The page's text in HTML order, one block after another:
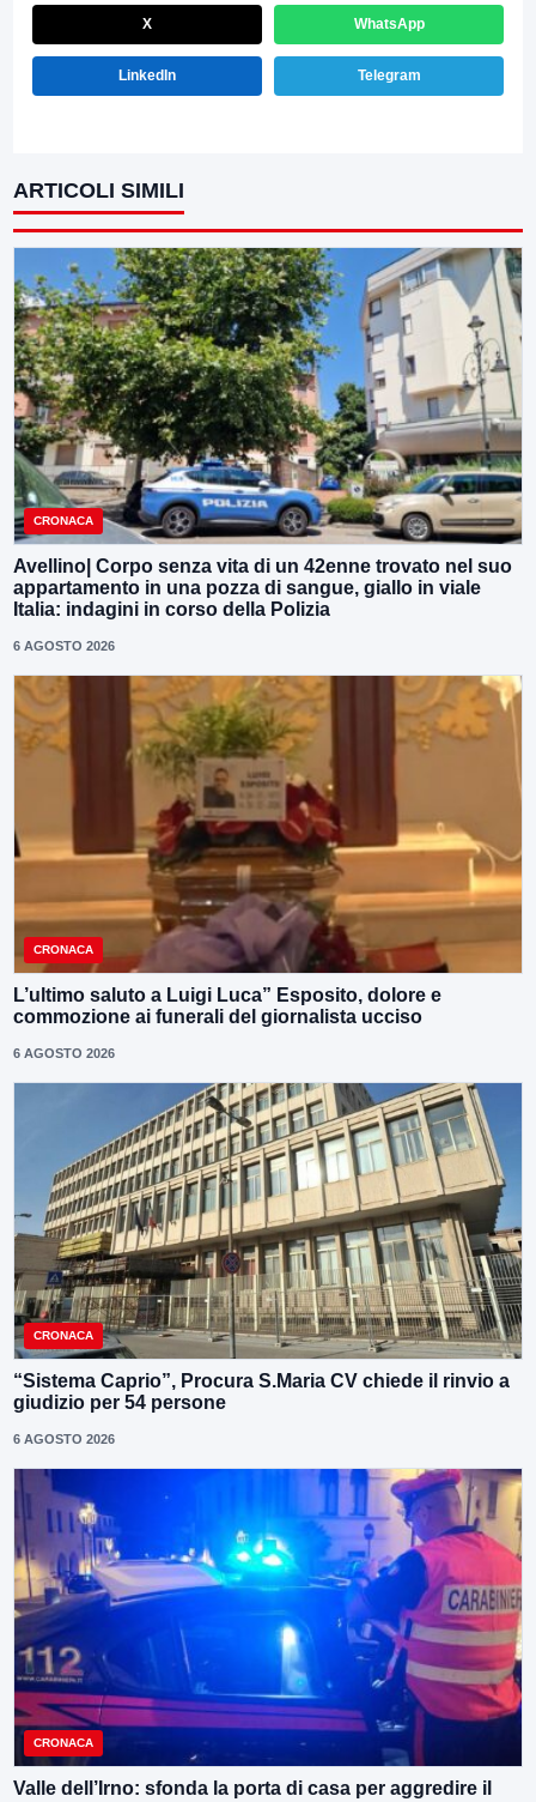
X WhatsApp
LinkedIn Telegram
ARTICOLI SIMILI
CRONACA
Avellino| Corpo senza vita di un 42enne trovato nel suo
appartamento in una pozza di sangue, giallo in viale
Italia: indagini in corso della Polizia
6 AGOSTO 2026
CRONACA
L’ultimo saluto a Luigi Luca” Esposito, dolore e
commozione ai funerali del giornalista ucciso
6 AGOSTO 2026
CRONACA
“Sistema Caprio”, Procura S.Maria CV chiede il rinvio a
giudizio per 54 persone
6 AGOSTO 2026
CRONACA
Valle dell’Irno: sfonda la porta di casa per aggredire il